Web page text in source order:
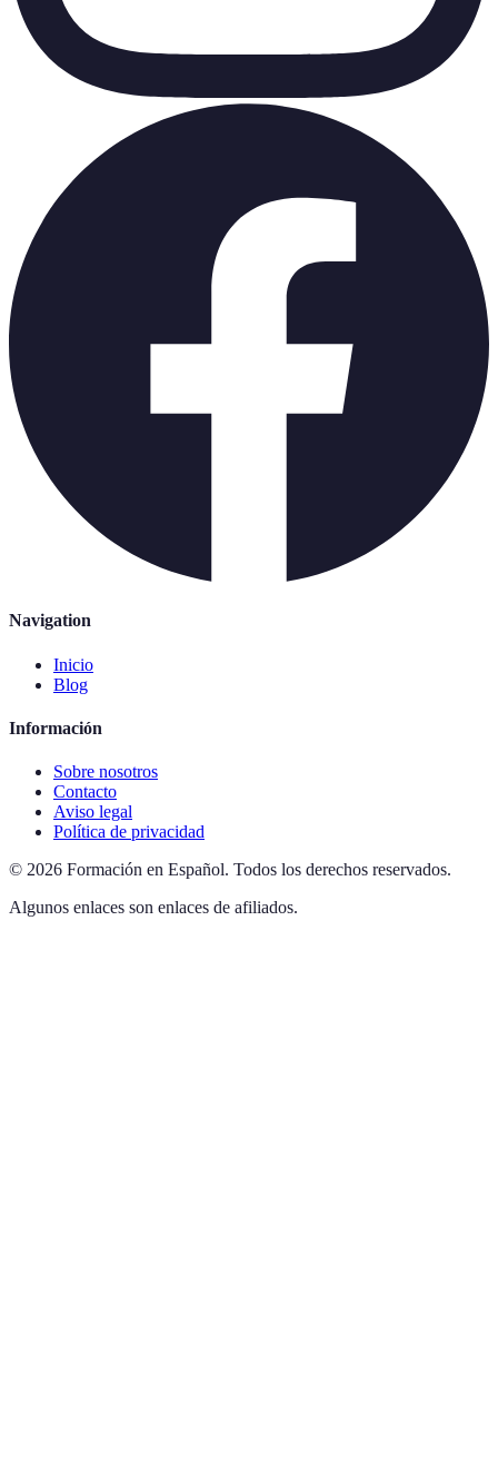
Navigation
Inicio
Blog
Información
Sobre nosotros
Contacto
Aviso legal
Política de privacidad
© 2026 Formación en Español. Todos los derechos reservados.
Algunos enlaces son enlaces de afiliados.